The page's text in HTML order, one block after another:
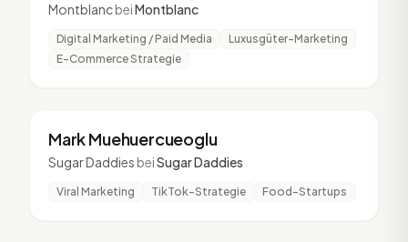
MontblancbeiMontblanc
Digital Marketing / Paid Media
Luxusgüter-Marketing
E-Commerce Strategie
MM
Mark Muehuercueoglu
Sugar Daddies beiSugar Daddies
Viral Marketing TikTok-Strategie Food-Startups